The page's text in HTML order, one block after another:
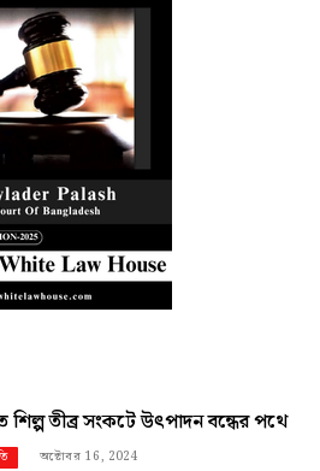
শিল্প তীব্র সংকটে উৎপাদন বন্ধের পথে
অক্টোবর 16, 2024